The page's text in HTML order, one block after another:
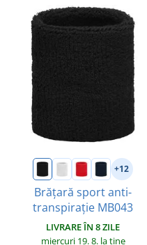
+12
Brățară sport anti-
transpirație MB043
LIVRARE ÎN 8 ZILE
miercuri 19. 8. la tine